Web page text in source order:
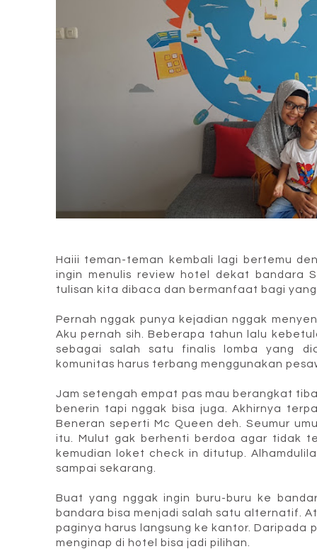
Haiii teman-teman kembali lagi bertemu
ingin menulis review hotel dekat bandara
tulisan kita dibaca dan bermanfaat bagi
Pernah nggak punya kejadian nggak
Aku pernah sih. Beberapa tahun lalu
sebagai salah satu finalis lomba yang
komunitas harus terbang menggunakan
Jam setengah empat pas mau berangkat
benerin tapi nggak bisa juga. Akhirnya
Beneran seperti Mc Queen deh. Seumur
itu. Mulut gak berhenti berdoa agar tidak
kemudian loket check in ditutup.
sampai sekarang.
Buat yang nggak ingin buru-buru ke
bandara bisa menjadi salah satu alternatif.
paginya harus langsung ke kantor. Daripada
menginap di hotel bisa jadi pilihan.